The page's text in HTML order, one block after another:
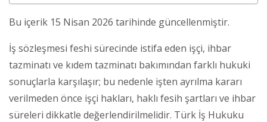
Bu içerik 15 Nisan 2026 tarihinde güncellenmiştir.
İş sözleşmesi feshi sürecinde istifa eden işçi, ihbar
tazminatı ve kıdem tazminatı bakımından farklı hukuki
sonuçlarla karşılaşır; bu nedenle işten ayrılma kararı
verilmeden önce işçi hakları, haklı fesih şartları ve ihbar
süreleri dikkatle değerlendirilmelidir. Türk İş Hukuku